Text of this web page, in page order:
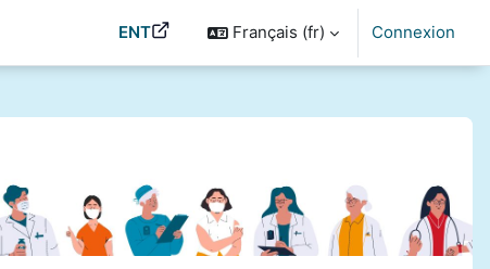
ENT Français ‎(fr)‎ Connexion